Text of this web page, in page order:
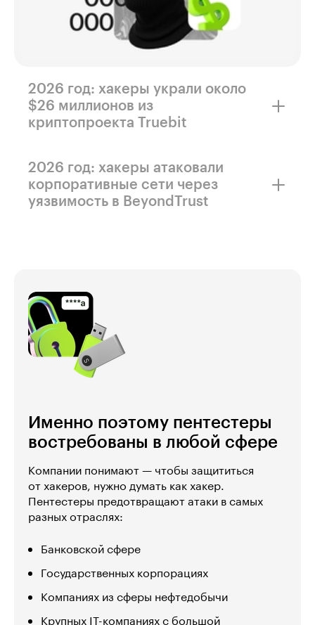
2026 год: хакеры украли около
$26 миллионов из
криптопроекта Truebit
смарт-контракта, которая позволяла
получать токены почти бесплатно
и продавать их обратно. В результате проект
потерял более 20 млн долларов.
2026 год: хакеры атаковали
корпоративные сети через
уязвимость в BeyondTrust
Именно поэтому пентестеры
востребованы в любой сфере
Компании понимают — чтобы защититься
от хакеров, нужно думать как хакер.
Пентестеры предотвращают атаки в самых
разных отраслях:
Банковской сфере
Государственных корпорациях
Компаниях из сферы нефтедобычи
Крупных IT-компаниях с большой